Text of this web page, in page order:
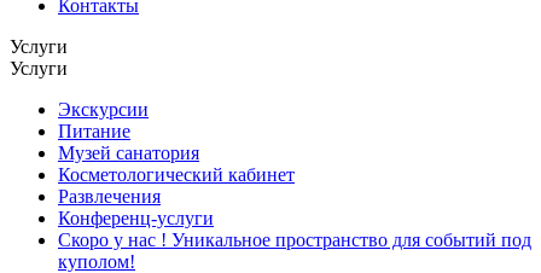
Контакты
Услуги
Услуги
Экскурсии
Питание
Музей санатория
Косметологический кабинет
Развлечения
Конференц-услуги
Скоро у нас ! Уникальное пространство для событий под
куполом!